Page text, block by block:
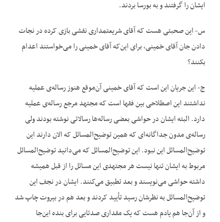
ایشان را گرفتند و به بورسا بردند.
س- این صحبتی هست که آقای شریعتمداری نقشی بازی کرده در نجات
دادن جان آقای خمینی، برای این‌که آقای خمینی را می‌خواستند اعدام
بکنند؟
ج- این جریان این است که آقای خمینی آن‌موقع هنوز رساله‌ی عملیه
نداشتند این اصطلاحی بین فقها است که مجتهد مرجع رساله‌ی عملیه
دارد. البته ایشان در حواشی بعضی رساله‌ها رسالاتی نوشته بودند ولی
رساله‌ی مدون جداگانه‌ای که همین توضیح‌‌المسائل که الان دارند این
توضیح‌المسائل این نبود. این توضیح‌المسائل که می‌دانید توضیح‌المسائل
مربوط به ایشان تنها نیست هر مجتهدی این مسائل را از قبل همیشه
داشته حواشی می‌نویسند و بعد تطبیق می‌کنند. ایشان در نجف این
توضیح‌المسائل به نظرشان رسید تأیید کردند و بعد هم در بیروت چاپ شد
و از آن‌جا هم یادم هست که یک مقداری صدتایی برای بنده این‌جا